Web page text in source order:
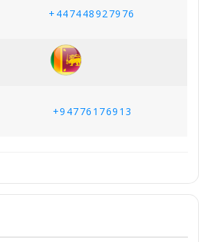
+447448927976
+94776176913